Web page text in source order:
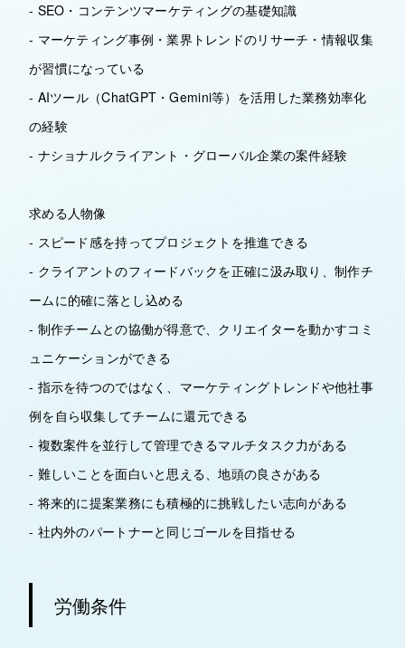
- SEO・コンテンツマーケティングの基礎知識
- マーケティング事例・業界トレンドのリサーチ・情報収集
が習慣になっている
- AIツール（ChatGPT・Gemini等）を活用した業務効率化
の経験
- ナショナルクライアント・グローバル企業の案件経験
求める人物像
- スピード感を持ってプロジェクトを推進できる
- クライアントのフィードバックを正確に汲み取り、制作チ
ームに的確に落とし込める
- 制作チームとの協働が得意で、クリエイターを動かすコミ
ュニケーションができる
- 指示を待つのではなく、マーケティングトレンドや他社事
例を自ら収集してチームに還元できる
- 複数案件を並行して管理できるマルチタスク力がある
- 難しいことを面白いと思える、地頭の良さがある
- 将来的に提案業務にも積極的に挑戦したい志向がある
- 社内外のパートナーと同じゴールを目指せる
労働条件